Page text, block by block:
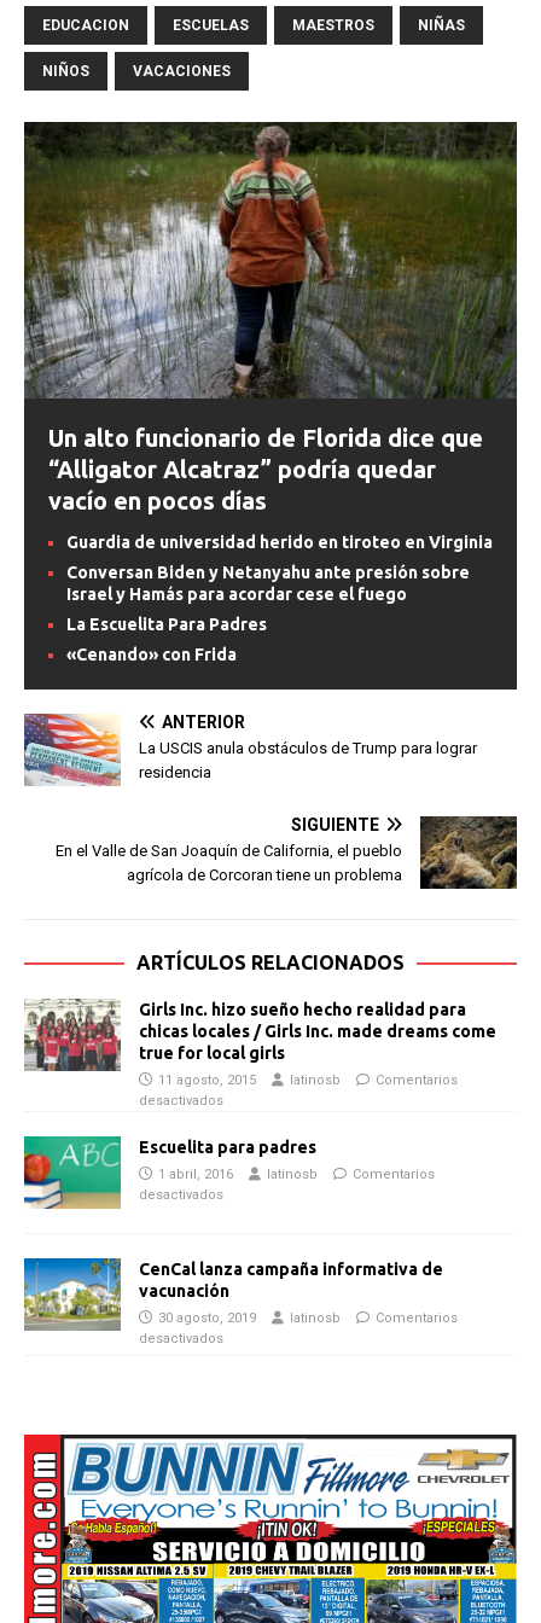
EDUCACION ESCUELAS MAESTROS NIÑAS
NIÑOS VACACIONES
Un alto funcionario de Florida dice que
“Alligator Alcatraz” podría quedar
vacío en pocos días
Guardia de universidad herido en tiroteo en Virginia
Conversan Biden y Netanyahu ante presión sobre
Israel y Hamás para acordar cese el fuego
La Escuelita Para Padres
«Cenando» con Frida
ANTERIOR
La USCIS anula obstáculos de Trump para lograr
residencia
SIGUIENTE
En el Valle de San Joaquín de California, el pueblo
agrícola de Corcoran tiene un problema
ARTÍCULOS RELACIONADOS
Girls Inc. hizo sueño hecho realidad para
chicas locales / Girls Inc. made dreams come
true for local girls
11 agosto, 2015 latinosb
Comentarios
desactivados
Escuelita para padres
1 abril, 2016 latinosb
Comentarios
desactivados
CenCal lanza campaña informativa de
vacunación
30 agosto, 2019 latinosb
Comentarios
desactivados